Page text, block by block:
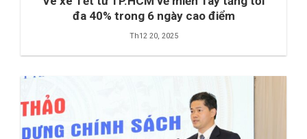
đa 40% trong 6 ngày cao điểm
Th12 20, 2025